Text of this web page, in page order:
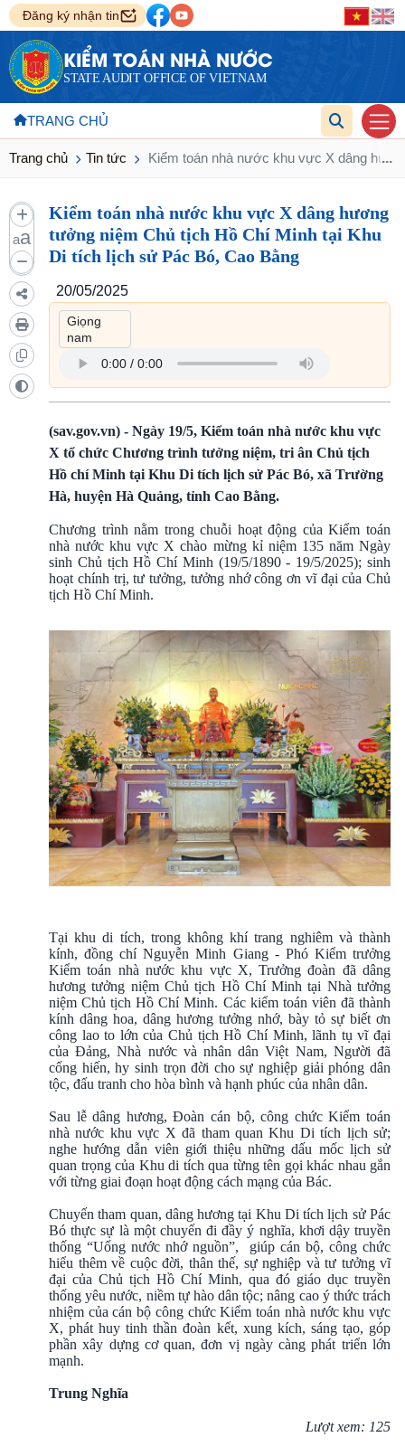
Đăng ký nhận tin
KIỂM TOÁN NHÀ NƯỚC
STATE AUDIT OFFICE OF VIETNAM
TRANG CHỦ
Trang chủ Tin tức Kiểm toán nhà nước khu vực X dâng ...
aa
Kiểm toán nhà nước khu vực X dâng hương
tưởng niệm Chủ tịch Hồ Chí Minh tại Khu
Di tích lịch sử Pác Bó, Cao Bằng
20/05/2025
(sav.gov.vn) - Ngày 19/5, Kiểm toán nhà nước khu vực
X tổ chức Chương trình tưởng niệm, tri ân Chủ tịch
Hồ chí Minh tại Khu Di tích lịch sử Pác Bó, xã Trường
Hà, huyện Hà Quảng, tỉnh Cao Bằng.
Chương trình nằm trong chuỗi hoạt động của Kiểm toán
nhà nước khu vực X chào mừng kỉ niệm 135 năm Ngày
sinh Chủ tịch Hồ Chí Minh (19/5/1890 - 19/5/2025); sinh
hoạt chính trị, tư tưởng, tưởng nhớ công ơn vĩ đại của Chủ
tịch Hồ Chí Minh.
Tại khu di tích, trong không khí trang nghiêm và thành
kính, đồng chí Nguyễn Minh Giang - Phó Kiểm trưởng
Kiểm toán nhà nước khu vực X, Trưởng đoàn đã dâng
hương tưởng niệm Chủ tịch Hồ Chí Minh tại Nhà tưởng
niệm Chủ tịch Hồ Chí Minh. Các kiểm toán viên đã thành
kính dâng hoa, dâng hương tưởng nhớ, bày tỏ sự biết ơn
công lao to lớn của Chủ tịch Hồ Chí Minh, lãnh tụ vĩ đại
của Đảng, Nhà nước và nhân dân Việt Nam, Người đã
cống hiến, hy sinh trọn đời cho sự nghiệp giải phóng dân
tộc, đấu tranh cho hòa bình và hạnh phúc của nhân dân.
Sau lễ dâng hương, Đoàn cán bộ, công chức Kiểm toán
nhà nước khu vực X đã tham quan Khu Di tích lịch sử;
nghe hướng dẫn viên giới thiệu những dấu mốc lịch sử
quan trọng của Khu di tích qua từng tên gọi khác nhau gắn
với từng giai đoạn hoạt động cách mạng của Bác.
Chuyến tham quan, dâng hương tại Khu Di tích lịch sử Pác
Bó thực sự là một chuyến đi đầy ý nghĩa, khơi dậy truyền
thống “Uống nước nhớ nguồn”, giúp cán bộ, công chức
hiểu thêm về cuộc đời, thân thế, sự nghiệp và tư tưởng vĩ
đại của Chủ tịch Hồ Chí Minh, qua đó giáo dục truyền
thống yêu nước, niềm tự hào dân tộc; nâng cao ý thức trách
nhiệm của cán bộ công chức Kiểm toán nhà nước khu vực
X, phát huy tinh thần đoàn kết, xung kích, sáng tạo, góp
phần xây dựng cơ quan, đơn vị ngày càng phát triển lớn
mạnh.
Trung Nghĩa
Lượt xem: 125